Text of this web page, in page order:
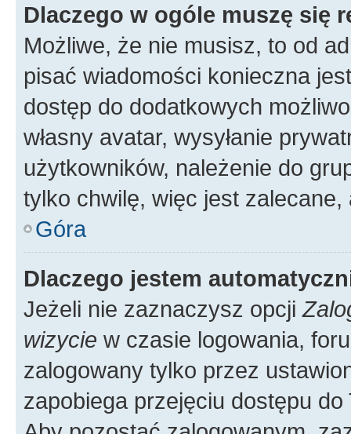
Dlaczego w ogóle muszę się
Możliwe, że nie musisz, to od
pisać wiadomości konieczna
dostęp do dodatkowych
własny avatar, wysyłanie
użytkowników, należenie do
tylko chwilę, więc jest zalecane,
Góra
Dlaczego jestem
Jeżeli nie zaznaczysz opcji
wizycie w czasie logowania,
zalogowany tylko przez
zapobiega przejęciu dostępu